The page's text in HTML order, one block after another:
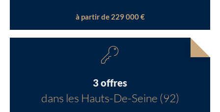
à partir de 229 000 €
3 offres
dans les Hauts-De-Seine (92)